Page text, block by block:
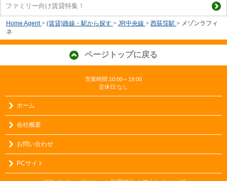
ファミリー向け賃貸特集！
Home Agent > (賃貸)路線・駅から探す > JR中央線 > 西荻窪駅 > メゾンラフィ
ネ
ページトップに戻る
営業時間:10:00～19:00
定休日:なし
ホーム
会社概要
お問い合わせ
PCサイト